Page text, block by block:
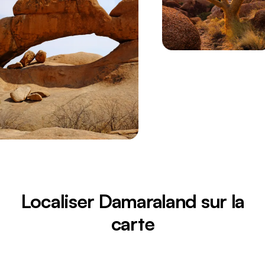
Localiser Damaraland sur la
carte